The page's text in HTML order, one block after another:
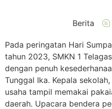
Berita
Pada peringatan Hari
tahun 2023, SMKN 1
dengan penuh
Tunggal Ika. Kepala
usaha tampil memakai
daerah. Upacara bendera